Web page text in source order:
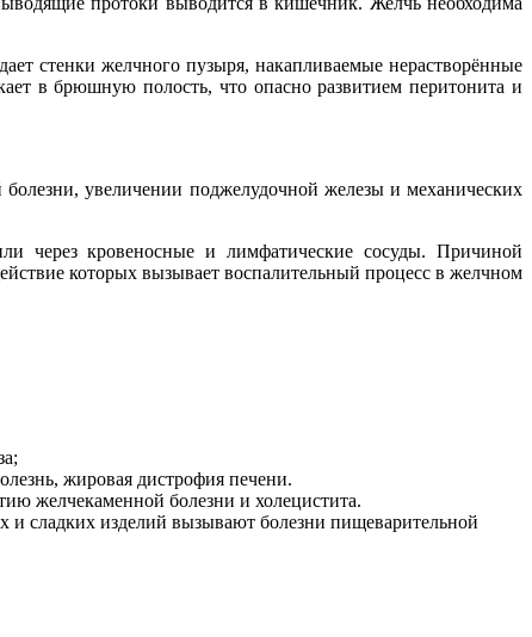
стенки желчного пузыря, накапливаемые нерастворённые
в брюшную полость, что опасно развитием перитонита и
увеличении поджелудочной железы и механических
через кровеносные и лимфатические сосуды. Причиной
которых вызывает воспалительный процесс в желчном
жировая дистрофия печени.
желчекаменной болезни и холецистита.
сладких изделий вызывают болезни пищеварительной